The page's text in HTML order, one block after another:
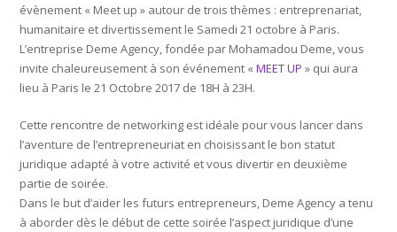
évènement « Meet up » autour de trois thèmes : entreprenariat,
humanitaire et divertissement le Samedi 21 octobre à Paris.
L’entreprise Deme Agency, fondée par Mohamadou Deme, vous
invite chaleureusement à son événement «MEET UP» qui aura
lieu à Paris le 21 Octobre 2017 de 18H à 23H.
Cette rencontre de networking est idéale pour vous lancer dans
l’aventure de l’entrepreneuriat en choisissant le bon statut
juridique adapté à votre activité et vous divertir en deuxième
partie de soirée.
Dans le but d’aider les futurs entrepreneurs, Deme Agency a tenu
à aborder dès le début de cette soirée l’aspect juridique d’une